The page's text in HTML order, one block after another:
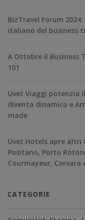
BizTravel Forum
italiano del business
A Ottobre il Business
101
Uvet Viaggi potenzia
diventa dinamico e
made
Uvet Hotels apre
Positano, Porto
Courmayeur, Corvara
CATEGORIE